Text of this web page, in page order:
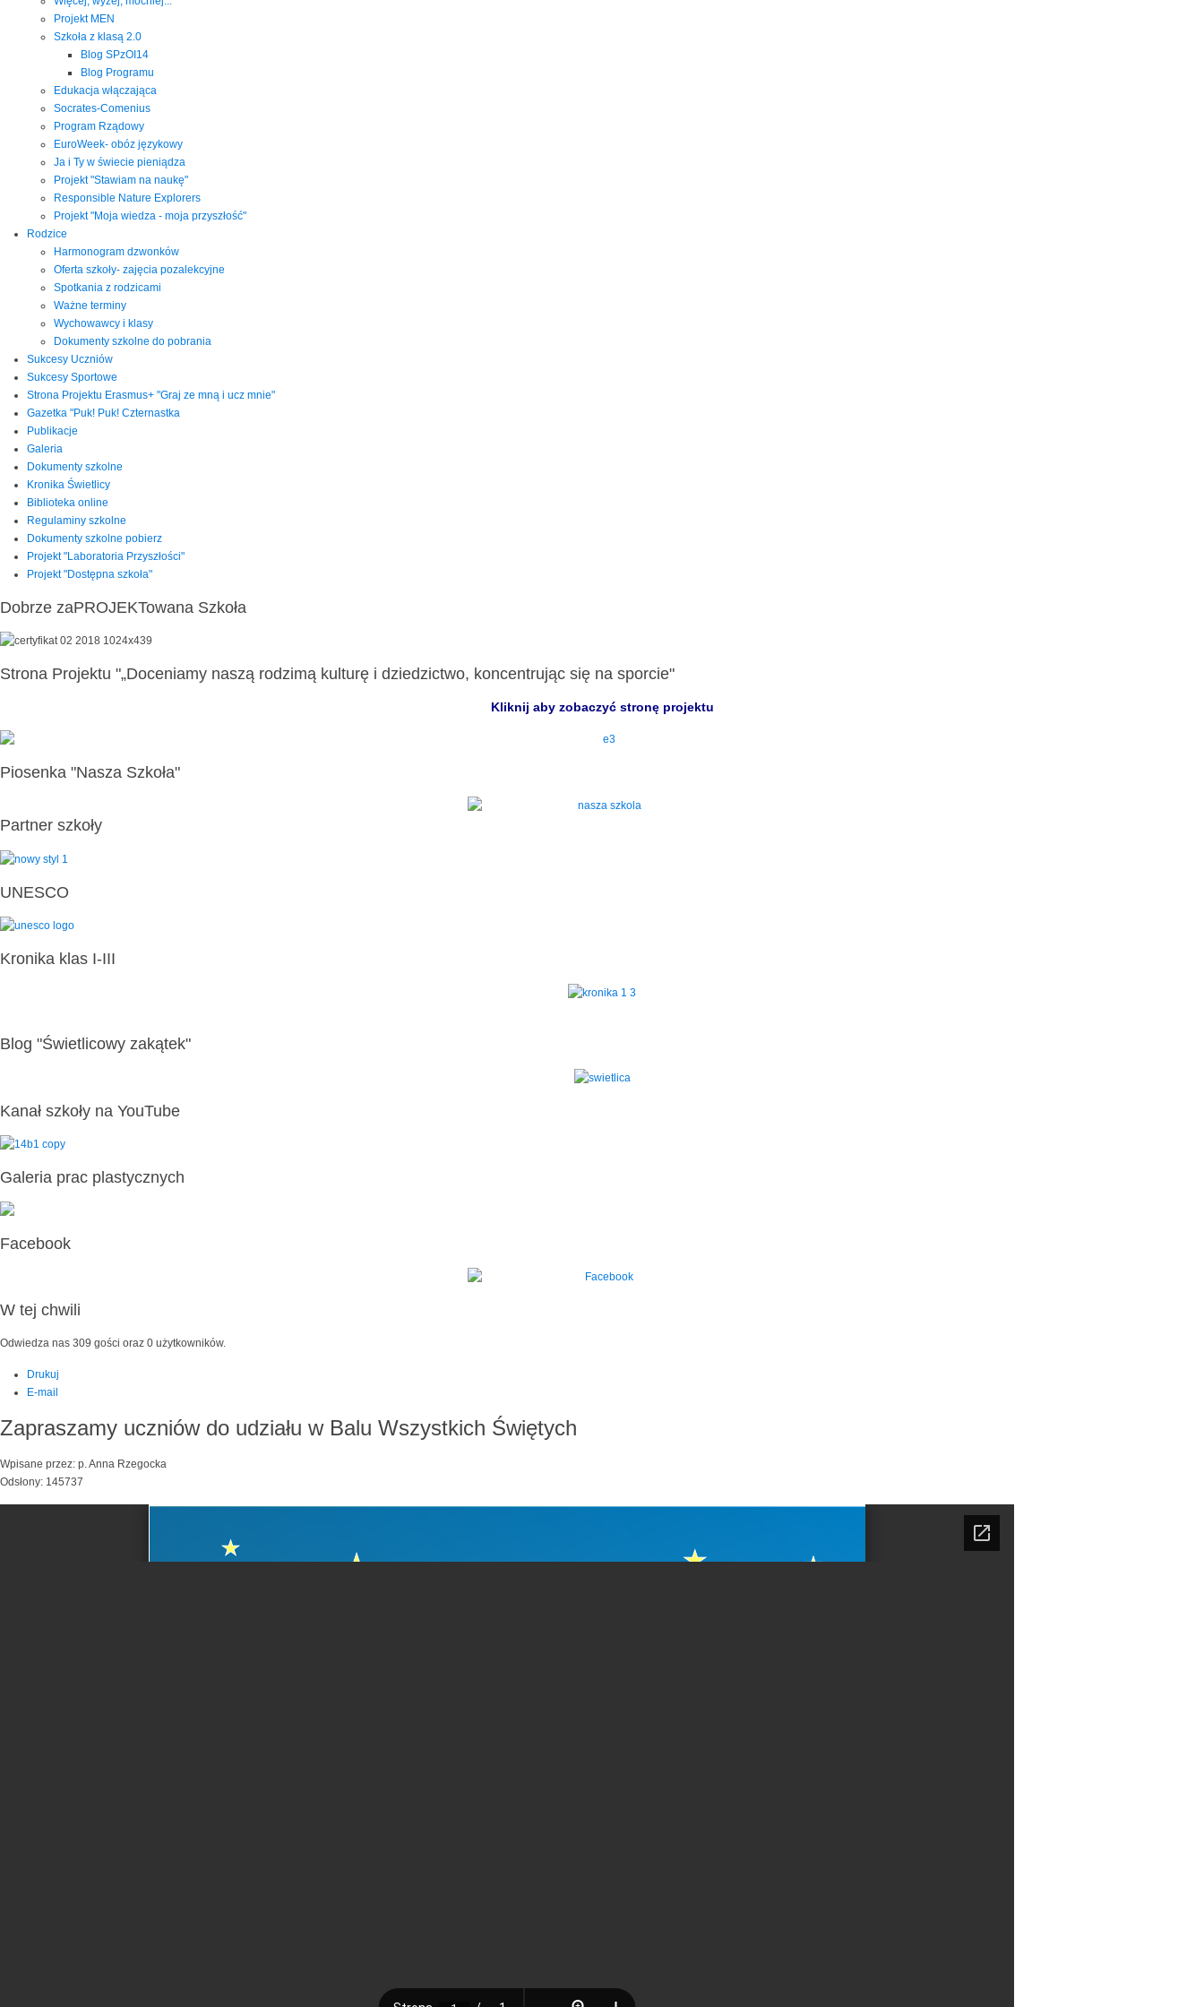
Projekt MEN
Szkoła z klasą 2.0
Blog SPzOI14
Blog Programu
Edukacja włączająca
Socrates-Comenius
Program Rządowy
EuroWeek- obóz językowy
Ja i Ty w świecie pieniądza
Projekt "Stawiam na naukę"
Responsible Nature Explorers
Projekt "Moja wiedza - moja przyszłość"
Rodzice
Harmonogram dzwonków
Oferta szkoły- zajęcia pozalekcyjne
Spotkania z rodzicami
Ważne terminy
Wychowawcy i klasy
Dokumenty szkolne do pobrania
Sukcesy Uczniów
Sukcesy Sportowe
Strona Projektu Erasmus+ "Graj ze mną i ucz mnie"
Gazetka "Puk! Puk! Czternastka
Publikacje
Galeria
Dokumenty szkolne
Kronika Świetlicy
Biblioteka online
Regulaminy szkolne
Dokumenty szkolne pobierz
Projekt "Laboratoria Przyszłości"
Projekt "Dostępna szkoła"
Dobrze zaPROJEKTowana Szkoła
Strona Projektu "„Doceniamy naszą rodzimą kulturę i dziedzictwo, koncentrując się na sporcie"
Kliknij aby zobaczyć stronę projektu
Piosenka "Nasza Szkoła"
Partner szkoły
UNESCO
Kronika klas I-III
Blog "Świetlicowy zakątek"
Kanał szkoły na YouTube
Galeria prac plastycznych
Facebook
W tej chwili
Odwiedza nas 309 gości oraz 0 użytkowników.
Drukuj
E-mail
Zapraszamy uczniów do udziału w Balu Wszystkich Świętych
Wpisane przez: p. Anna Rzegocka
Odsłony: 145737